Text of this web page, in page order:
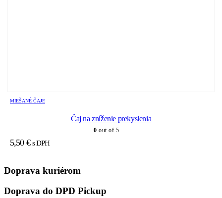
MIEŠANÉ ČAJE
Čaj na zníženie prekyslenia
0 out of 5
5,50 € s DPH
Doprava kuriérom
Doprava do DPD Pickup